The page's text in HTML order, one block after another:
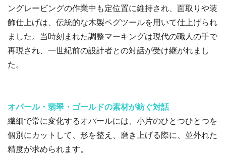
ングレービングの作業中も定位置に維持され、面取りや装
飾仕上げは、伝統的な木製ペグツールを用いて仕上げられ
ました。当時刻まれた調整マーキングは現代の職人の手で
再現され、一世紀前の設計者との対話が受け継がれまし
た。
オパール・翡翠・ゴールドの素材が紡ぐ対話
繊細で常に変化するオパールには、小片のひとつひとつを
個別にカットして、形を整え、磨き上げる際に、並外れた
精度が求められます。